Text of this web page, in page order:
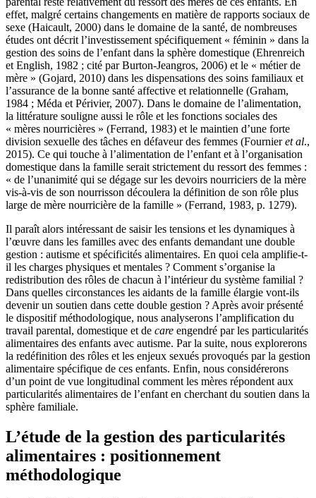
effet, malgré certains changements en matière de rapports sociaux de
sexe (Haicault, 2000) dans le domaine de la santé, de nombreuses
études ont décrit l’investissement spécifiquement « féminin » dans la
gestion des soins de l’enfant dans la sphère domestique (Ehrenreich
et English, 1982 ; cité par Burton-Jeangros, 2006) et le « métier de
mère » (Gojard, 2010) dans les dispensations des soins familiaux et
l’assurance de la bonne santé affective et relationnelle (Graham,
1984 ; Méda et Périvier, 2007). Dans le domaine de l’alimentation,
la littérature souligne aussi le rôle et les fonctions sociales des
« mères nourricières » (Ferrand, 1983) et le maintien d’une forte
division sexuelle des tâches en défaveur des femmes (Fournieret al.,
2015). Ce qui touche à l’alimentation de l’enfant et à l’organisation
domestique dans la famille serait strictement du ressort des femmes :
« de l’unanimité qui se dégage sur les devoirs nourriciers de la mère
vis-à-vis de son nourrisson découlera la définition de son rôle plus
large de mère nourricière de la famille » (Ferrand, 1983, p. 1279).
Il paraît alors intéressant de saisir les tensions et les dynamiques à
l’œuvre dans les familles avec des enfants demandant une double
gestion : autisme et spécificités alimentaires. En quoi cela amplifie-t-
il les charges physiques et mentales ? Comment s’organise la
redistribution des rôles de chacun à l’intérieur du système familial ?
Dans quelles circonstances les aidants de la famille élargie vont-ils
devenir un soutien dans cette double gestion ? ‬‬‬‬‬‬‬‬‬‬‬‬‬‬‬‬‬‬‬‬‬‬‬‬‬‬‬‬‬‬‬‬‬‬Après avoir présenté
le dispositif méthodologique, nous analyserons l’amplification du
travail parental, domestique et de care engendré par les particularités
alimentaires des enfants avec autisme. Par la suite, nous explorerons
la redéfinition des rôles et les enjeux sexués provoqués par la gestion
alimentaire spécifique de ces enfants. Enfin, nous considérerons
d’un point de vue longitudinal comment les mères répondent aux
particularités alimentaires de l’enfant en cherchant du soutien dans la
sphère familiale.
L’étude de la gestion des particularités
alimentaires : positionnement
méthodologique